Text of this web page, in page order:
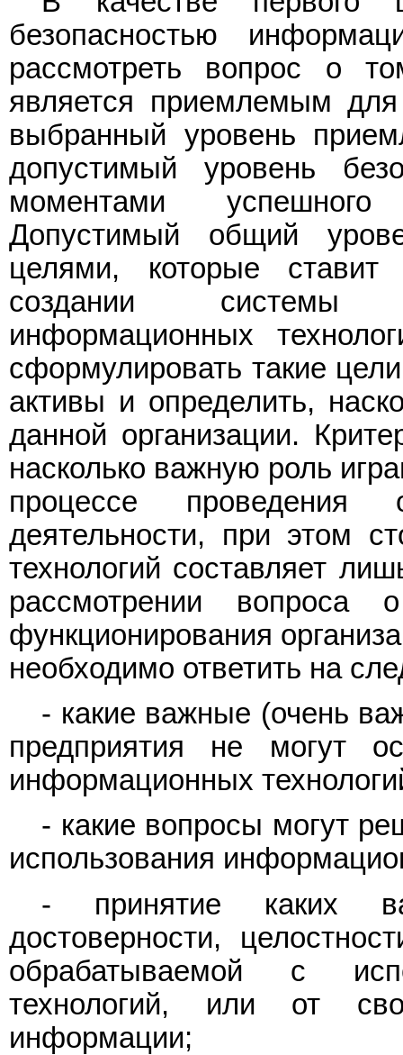
безопасностью
рассмотреть вопрос о
является приемлемым
выбранный уровень
допустимый уровень
моментами успешного
Допустимый общий
целями, которые
создании системы
информационных
сформулировать такие
активы и определить,
данной организации.
насколько важную роль
процессе проведения
деятельности, при этом
технологий составляет
рассмотрении
функционирования
необходимо ответить на
- какие важные (очень
предприятия не могут
информационных
- какие вопросы могут
использования
- принятие каких
достоверности,
обрабатываемой с
технологий, или от
информации;